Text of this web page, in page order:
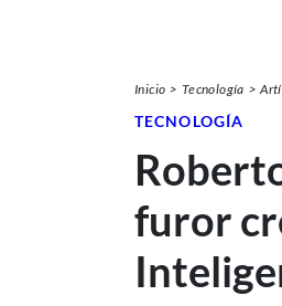
Inicio Tecnología
TECNOLOGÍA
furor